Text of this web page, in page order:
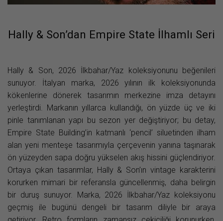
Hally & Son’dan Empire State İlhamlı Seri
Hally & Son, 2026 İlkbahar/Yaz koleksiyonunu beğenileri
sunuyor. İtalyan marka, 2026 yılının ilk koleksiyonunda
kökenlerine dönerek tasarımın merkezine imza detayını
yerleştirdi. Markanın yıllarca kullandığı, ön yüzde üç ve iki
pinle tanımlanan yapı bu sezon yer değiştiriyor; bu detay,
Empire State Building’in katmanlı ‘pencil’ siluetinden ilham
alan yeni menteşe tasarımıyla çerçevenin yanına taşınarak
ön yüzeyden sapa doğru yükselen akış hissini güçlendiriyor.
Ortaya çıkan tasarımlar, Hally & Son’ın vintage karakterini
korurken mimari bir referansla güncellenmiş, daha belirgin
bir duruş sunuyor. Marka, 2026 İlkbahar/Yaz koleksiyonu
geçmiş ile bugünü dengeli bir tasarım diliyle bir araya